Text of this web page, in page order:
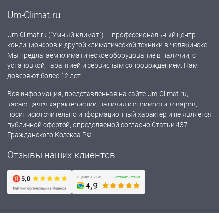
Um-Climat.ru
Um-Climat.ru ("Умный климат") — профессиональный центр
кондиционеров и другой климатической техники в Челябинске.
Мы предлагаем климатическое оборудование в наличии, с
установкой, гарантией и сервисным сопровождением. Нам
доверяют более 12 лет.
Вся информация, представленная на сайте Um-Climat.ru,
касающаяся характеристик, наличия и стоимости товаров,
носит исключительно информационный характер и не является
публичной офертой, определяемой согласно Статьи 437
Гражданского Кодекса РФ
Отзывы наших клиентов